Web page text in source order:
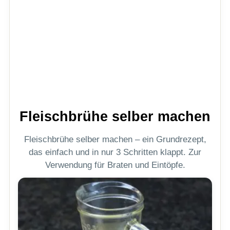
Fleischbrühe selber machen
Fleischbrühe selber machen – ein Grundrezept,
das einfach und in nur 3 Schritten klappt. Zur
Verwendung für Braten und Eintöpfe.